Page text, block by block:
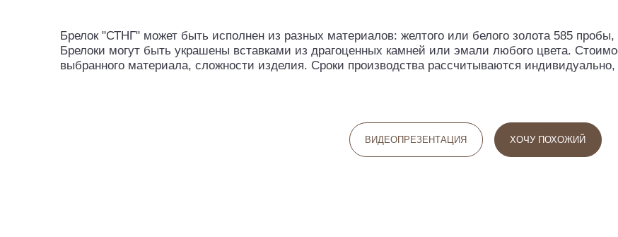
Брелок "СТНГ" может быть исполнен из разных материалов: желтого или белого золота 585
Брелоки могут быть украшены вставками из драгоценных камней или эмали любого цвета.
выбранного материала, сложности изделия. Сроки производства рассчитываются
ВИДЕОПРЕЗЕНТАЦИЯ ХОЧУ ПОХОЖИЙ